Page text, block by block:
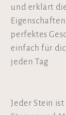
und erklärt
perfektes
einfach für
jeden Tag.
Jeder Stein